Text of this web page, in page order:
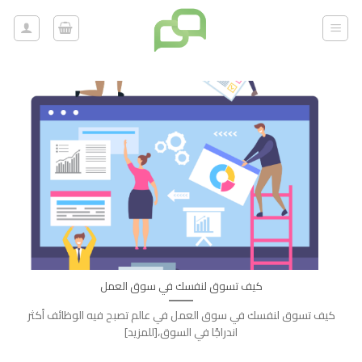
تخطي
للمحتوى
كيف تسوق لنفسك في سوق العمل
كيف تسوق لنفسك في سوق العمل في عالم تصبح فيه الوظائف أكثر
اندراجًا في السوق،[للمزيد]